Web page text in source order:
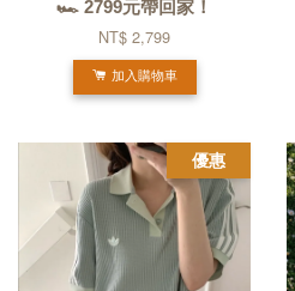
🏎️ 2799元帶回家！
NT$ 2,799
加入購物車
優惠